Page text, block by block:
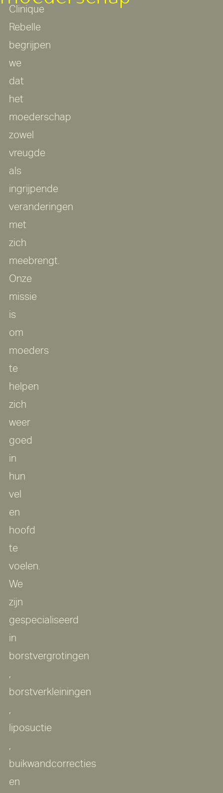
Clinique
Rebelle
begrijpen
we
dat
het
moederschap
zowel
vreugde
als
ingrijpende
veranderingen
met
zich
meebrengt.
Onze
missie
is
om
moeders
te
helpen
zich
weer
goed
in
hun
vel
en
hoofd
te
voelen.
We
zijn
gespecialiseerd
in
borstvergrotingen
,
borstverkleiningen
,
liposuctie
,
buikwandcorrecties
en